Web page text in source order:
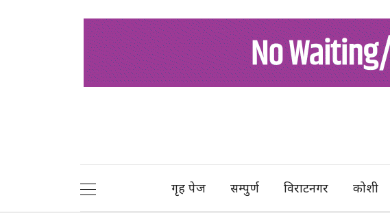
गृह पेज सम्पुर्ण विराटनगर कोशी